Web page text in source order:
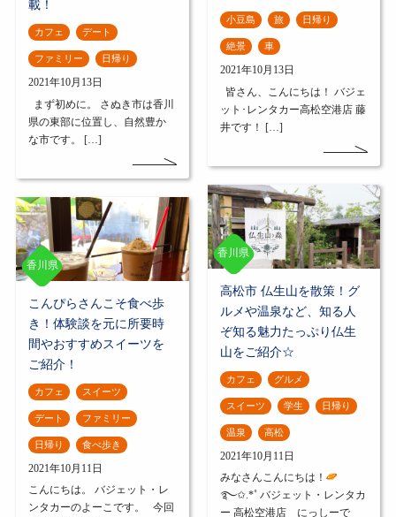
載！
カフェ デート
ファミリー 日帰り
2021年10月13日
まず初めに。 さぬき市は香川
県の東部に位置し、自然豊か
な市です。 […]
小豆島 旅 日帰り
絶景 車
2021年10月13日
皆さん、こんにちは！ バジェ
ット･レンタカー高松空港店 藤
井です！ […]
香川県
こんぴらさんこそ食べ歩
き！体験談を元に所要時
間やおすすめスイーツを
ご紹介！
カフェ スイーツ
デート ファミリー
日帰り 食べ歩き
2021年10月11日
こんにちは。 バジェット・レ
ンタカーのよーこです。 今回
香川県
高松市 仏生山を散策！グ
ルメや温泉など、知る人
ぞ知る魅力たっぷり仏生
山をご紹介☆
カフェ グルメ
スイーツ 学生 日帰り
温泉 高松
2021年10月11日
みなさんこんにちは！
࿐✩.*˚ バジェット・レンタカ
ー 高松空港店 にっしーで